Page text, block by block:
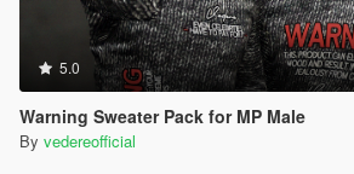
5.0
Warning Sweater Pack for MP Male
By vedereofficial